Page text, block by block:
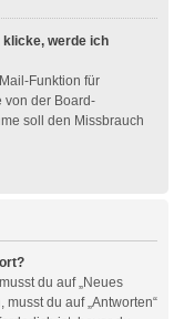
klicke, werde ich
Funktion für
von der Board-
soll den Missbrauch
du auf „Neues
du auf „Antworten“